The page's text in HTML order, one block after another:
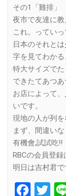
その1「雞排」
夜市で友達に教
これ。ってい
日本のそれとは
字を見てわかる
特大サイズでた
できたてあつあ
お店によって
いです。
現地の人が列を
まず、間違いな
有機會,試試吃!!
RBCの会員登録
明日は吉村君で